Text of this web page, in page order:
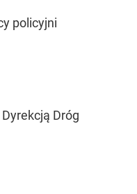
policyjni
Dróg